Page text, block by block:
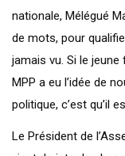
nationale, Mélégué
de mots, pour
jamais vu. Si le
MPP a eu l’idée de
politique, c’est qu’il
Le Président de